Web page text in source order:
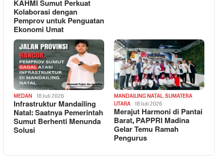
KAHMI Sumut Perkuat
Kolaborasi dengan
Pemprov untuk Penguatan
Ekonomi Umat
MEDAN 18 Juli 2026
Infrastruktur Mandailing
Natal: Saatnya Pemerintah
Sumut Berhenti Menunda
Solusi
MANDAILING NATAL, SUMATERA
UTARA
18 Juli 2026
Merajut Harmoni di Pantai
Barat, PAPPRI Madina
Gelar Temu Ramah
Pengurus